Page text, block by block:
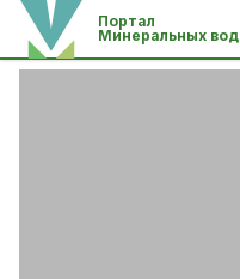
Портал
Минеральных вод